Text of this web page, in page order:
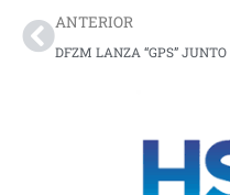
ANTERIOR